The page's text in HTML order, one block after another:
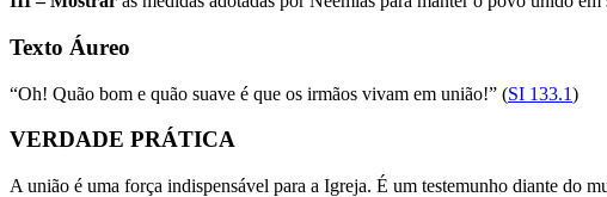
Texto Áureo
“Oh! Quão bom e quão suave é que os irmãos vivam em união!” (SI 133.1)
VERDADE PRÁTICA
A união é uma força indispensável para a Igreja. É um testemunho diante do